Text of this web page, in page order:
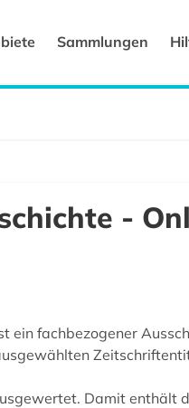
Sammlungen
-
ein fachbezogener
Damit enthält